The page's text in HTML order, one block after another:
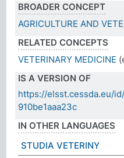
BROADER CONCEPT
AGRICULTURE AND
RELATED CONCEPTS
VETERINARY MEDICINE
IS A VERSION OF
https://elsst.cessda.eu/
910be1aaa23c
IN OTHER LANGUAGES
STUDIA VETERINY